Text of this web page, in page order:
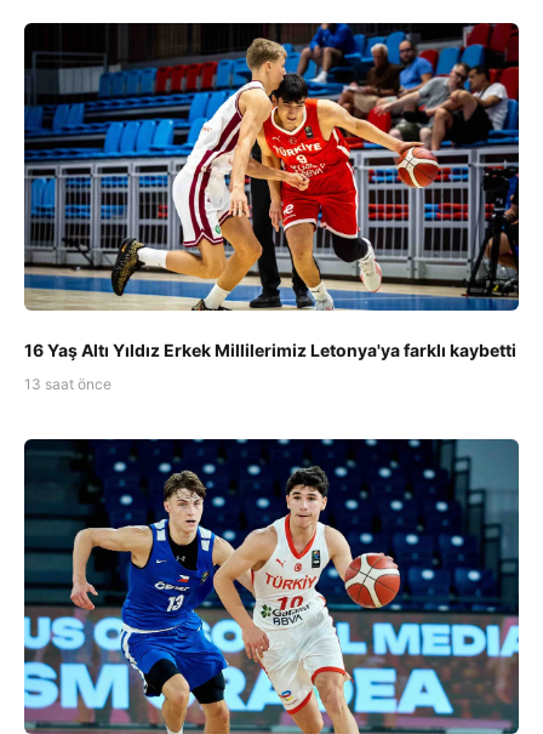
16 Yaş Altı Yıldız Erkek Millilerimiz Letonya'ya farklı kaybetti
13 saat önce